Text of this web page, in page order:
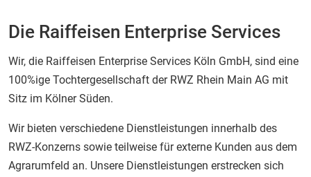
Die Raiffeisen Enterprise Services
Wir, die Raiffeisen Enterprise Services Köln GmbH, sind eine
100%ige Tochtergesellschaft der RWZ Rhein Main AG mit
Sitz im Kölner Süden.
Wir bieten verschiedene Dienstleistungen innerhalb des
RWZ-Konzerns sowie teilweise für externe Kunden aus dem
Agrarumfeld an. Unsere Dienstleistungen erstrecken sich